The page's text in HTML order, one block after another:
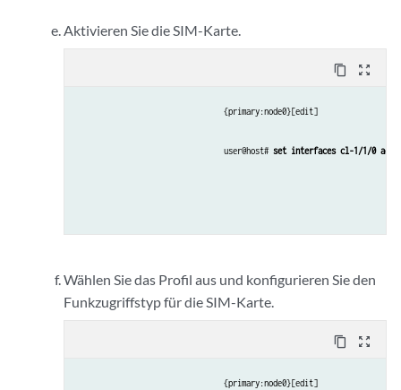
Aktivieren Sie die SIM-Karte.
content_copy zoom_out_map
{primary:node0}[edit]
user@host# set interfaces cl-1/1/0 act-
Wählen Sie das Profil aus und konfigurieren Sie den
Funkzugriffstyp für die SIM-Karte.
content_copy zoom_out_map
{primary:node0}[edit]